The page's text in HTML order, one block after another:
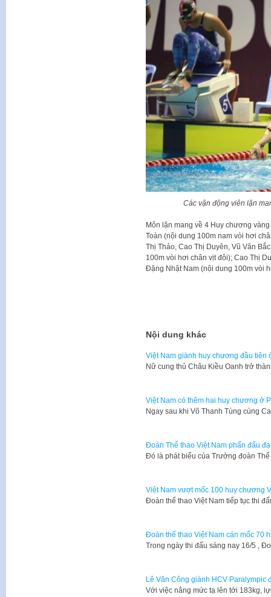
Các vận động viên lặn
Môn lặn mang về 4 Huy chương
Toàn (nội dung 100m nam vòi hơi
Thị Thảo, Cao Thị Duyên, Vũ Văn
100m vòi hơi chân vịt đôi); Cao Thị
Đặng Nhật Nam (nội dung 100m vòi
Nội dung khác
Việt Nam giành huy chương đầu tiên
Nữ cung thủ Châu Kiều Oanh trở
Việt Nam có thêm hai huy chương ở
Ngay sau khi Võ Thanh Tùng cùng
Đoàn Thể thao Việt Nam phấn đấu
Đó là phát biểu của Trưởng đoàn
Việt Nam vượt mốc 100 huy chương
Đoàn thể thao Việt Nam tiếp tục thi
Đoàn thể thao Việt Nam cán mốc 70
Trong ngày thi đấu sáng nay 16/5 ,
Lê Văn Công giành HCV Paralympic
Với việc nâng mức tạ lên tới 183kg,